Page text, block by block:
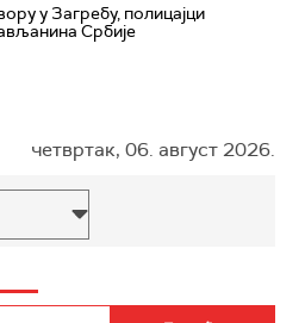
у Загребу, полицајци
Србије
четвртак, 06. август 2026.